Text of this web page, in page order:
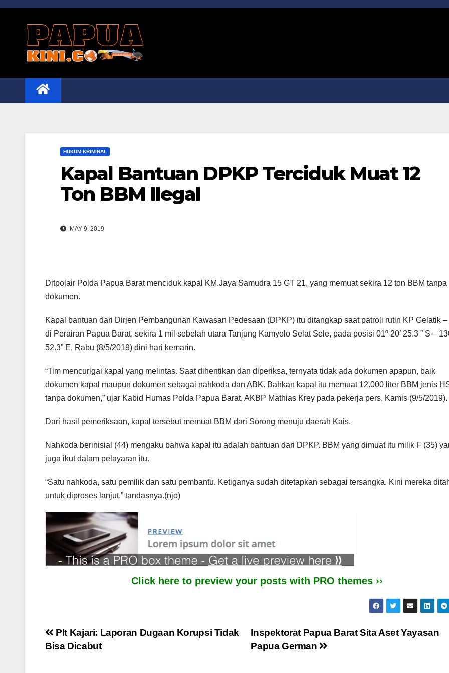
Skip
HUKUM KRIMINAL
Kapal Bantuan DPKP Terciduk Muat 12
Ton BBM Ilegal
MAY 9, 2019
Ditpolair Polda Papua Barat menciduk kapal KM.Jaya Samudra 15 GT 21, yang memuat sekira 12 ton BBM tanpa
dokumen.
Kapal bantuan dari Dirjen Pembangunan Kawasan Pedesaan (DPKP) itu ditangkap saat patroli rutin KP Gelatik
di Perairan Papua Barat, sekira 1 mil sebelah utara Tanjung Kamyolo Selat Sele, pada posisi 01º 20’ 25.3 ” S –
52.3” E, Rabu (8/5/2019) dini hari kemarin.
“Tim mencurigai kapal yang melintas. Saat dihentikan dan diperiksa, ternyata tidak ada dokumen apapun, baik
dokumen kapal maupun dokumen sebagai nahkoda dan ABK. Bahkan kapal itu memuat 12.000 liter BBM jenis
tanpa dokumen,” ujar Kabid Humas Polda Papua Barat, AKBP Mathias Krey pada pekerja pers, Kamis (9/5/2019).
Dari hasil pemeriksaan, kapal tersebut memuat BBM dari Sorong menuju daerah Kais.
Nahkoda berinisial (44) mengaku bahwa kapal itu adalah bantuan dari DPKP. BBM yang dimuat itu milik F (35)
juga ikut dalam pelayaran itu.
“Satu nahkoda, satu pemilik dan satu pembantu. Ketiganya sudah ditetapkan sebagai tersangka. Kini mereka
untuk diproses lanjut,” tandasnya.(njo)
Click here to preview your posts with PRO themes ››
Post
Inspektorat Papua Barat Sita Aset Yayasan
Papua German
Plt Kajari: Laporan Dugaan Korupsi Tidak
Bisa Dicabut